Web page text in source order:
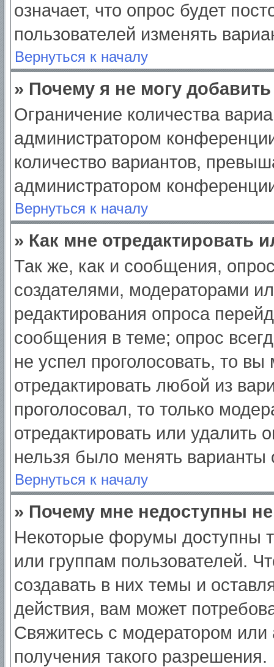
означает, что опрос будет
пользователей изменять
Вернуться к началу
» Почему я не могу
Ограничение количества
администратором
количество вариантов,
администратором
Вернуться к началу
» Как мне отредактировать
Так же, как и сообщения,
создателями, модераторами
редактирования опроса
сообщения в теме; опрос
не успел проголосовать, то
отредактировать любой из
проголосовал, то только
отредактировать или удалить
нельзя было менять варианты
Вернуться к началу
» Почему мне недоступны
Некоторые форумы доступны
или группам пользователей.
создавать в них темы и
действия, вам может
Свяжитесь с модератором
получения такого разрешения.